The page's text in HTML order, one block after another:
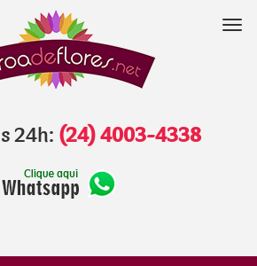
24h: (24) 4003-4338